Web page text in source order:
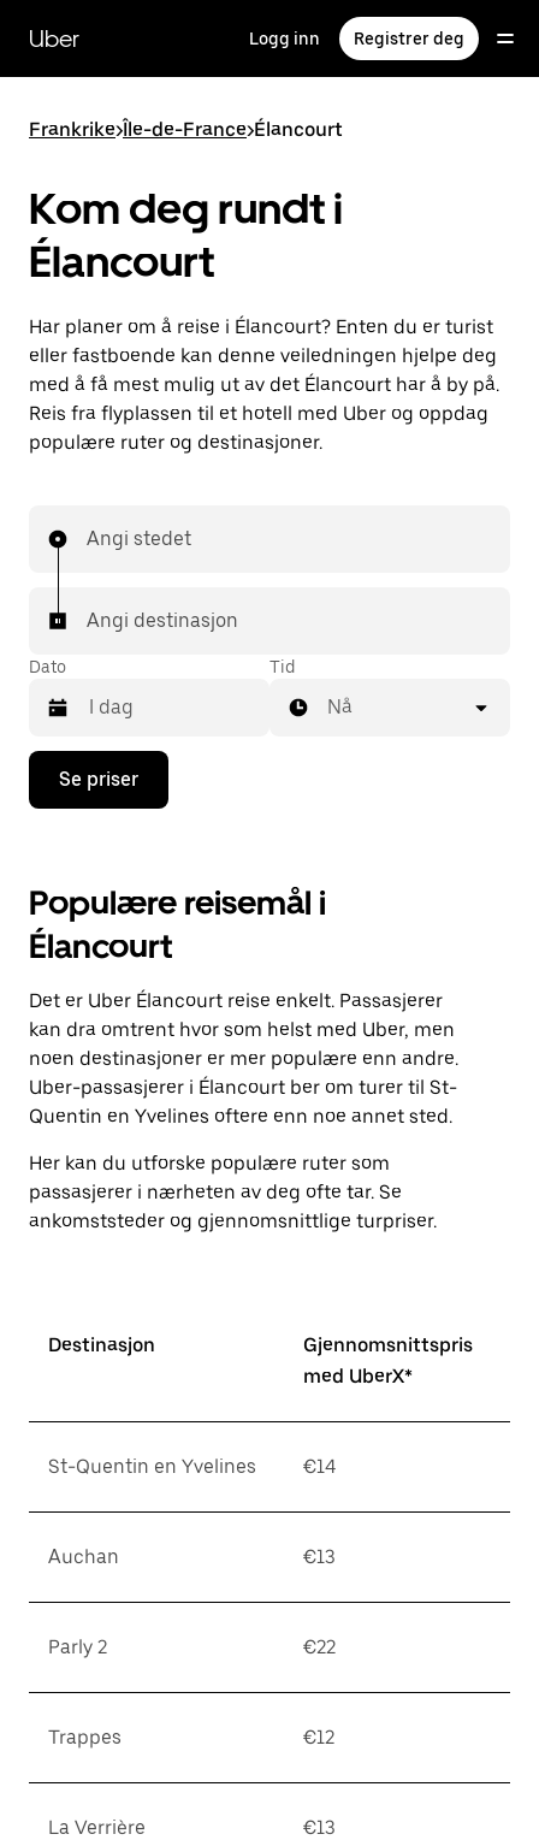
hovedinnholdet
Uber Logg inn Registrer deg
Frankrike>Île-de-France>Élancourt
Kom deg rundt i
Élancourt
Har planer om å reise i Élancourt? Enten du er turist
eller fastboende kan denne veiledningen hjelpe deg
med å få mest mulig ut av det Élancourt har å by på.
Reis fra flyplassen til et hotell med Uber og oppdag
populære ruter og destinasjoner.
Angi stedet
Angi destinasjon
Dato
Trykk
piltast
åpne
kalenderen
og
velge
dato.
Trykk
Esc-
knappen
for
lukke
kalenderen.
Tid
Nå
Se priser
Populære reisemål i
Élancourt
Det er Uber Élancourt reise enkelt. Passasjerer
kan dra omtrent hvor som helst med Uber, men
noen destinasjoner er mer populære enn andre.
Uber-passasjerer i Élancourt ber om turer til St-
Quentin en Yvelines oftere enn noe annet sted.
Her kan du utforske populære ruter som
passasjerer i nærheten av deg ofte tar. Se
ankomststeder og gjennomsnittlige turpriser.
Destinasjon
Gjennomsnittspris
med UberX*
St-Quentin en Yvelines €14
Auchan €13
Parly 2 €22
Trappes €12
La Verrière €13